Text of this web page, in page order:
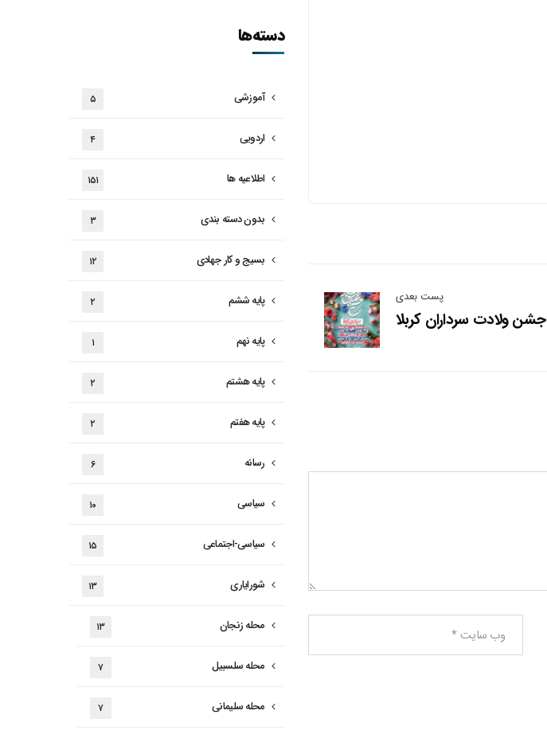
پست بعدی
جشن ولادت سرداران کربلا
دسته‌ها
آموزشی ۵
اردویی ۴
اطلاعیه ها ۱۵۱
بدون دسته بندی ۳
بسیج و کار جهادی ۱۲
پایه ششم ۲
پایه نهم ۱
پایه هشتم ۲
پایه هفتم ۲
رسانه ۶
سیاسی ۱۰
سیاسی-اجتماعی ۱۵
شورایاری ۱۳
محله زنجان ۱۳
محله سلسبیل ۷
محله سلیمانی ۷